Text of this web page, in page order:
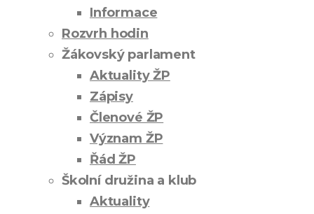
Informace
Rozvrh hodin
Žákovský parlament
Aktuality ŽP
Zápisy
Členové ŽP
Význam ŽP
Řád ŽP
Školní družina a klub
Aktuality